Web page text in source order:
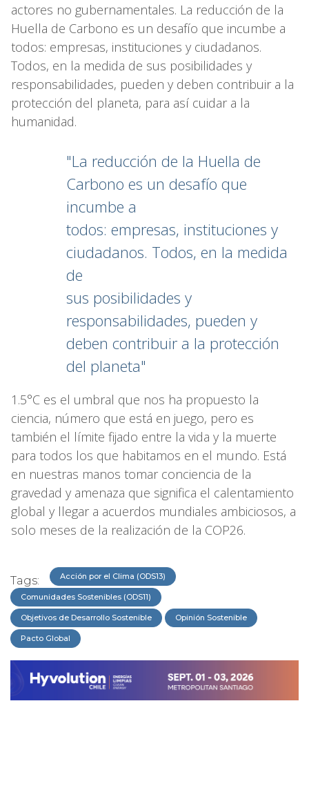
actores no gubernamentales. La reducción de la
Huella de Carbono es un desafío que incumbe a
todos: empresas, instituciones y ciudadanos.
Todos, en la medida de sus posibilidades y
responsabilidades, pueden y deben contribuir a la
protección del planeta, para así cuidar a la
humanidad.
"La reducción de la Huella de
Carbono es un desafío que
incumbe a
todos: empresas, instituciones y
ciudadanos. Todos, en la medida
de
sus posibilidades y
responsabilidades, pueden y
deben contribuir a la protección
del planeta"
1.5°C es el umbral que nos ha propuesto la
ciencia, número que está en juego, pero es
también el límite fijado entre la vida y la muerte
para todos los que habitamos en el mundo. Está
en nuestras manos tomar conciencia de la
gravedad y amenaza que significa el calentamiento
global y llegar a acuerdos mundiales ambiciosos, a
solo meses de la realización de la COP26.
Tags: Acción por el Clima (ODS13)
Comunidades Sostenibles (ODS11)
Objetivos de Desarrollo Sostenible Opinión Sostenible
Pacto Global